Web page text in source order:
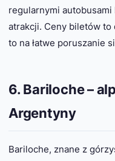
regularnymi
atrakcji. Ceny biletów to
to na łatwe poruszanie
6. Bariloche –
Argentyny
Bariloche, znane z